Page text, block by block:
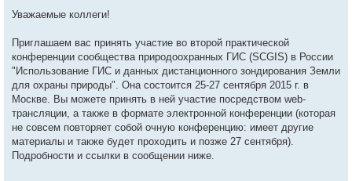
о
е
и
е
Уважаемые коллеги!
Приглашаем вас принять участие во второй практической
конференции сообщества природоохранных ГИС (SCGIS) в России
"Использование ГИС и данных дистанционного зондирования Земли
для охраны природы". Она состоится 25-27 сентября 2015 г. в
Москве. Вы можете принять в ней участие посредством web-
трансляции, а также в формате электронной конференции (которая
не совсем повторяет собой очную конференцию: имеет другие
материалы и также будет проходить и позже 27 сентября).
Подробности и ссылки в сообщении ниже.